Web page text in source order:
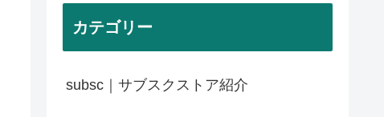
カテゴリー
subsc｜サブスクストア紹介